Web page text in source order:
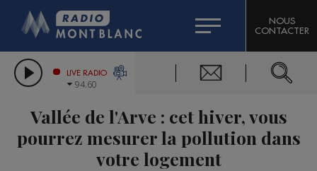
LES CHRONIQUES DE L'EXPERT
CITIZEN MACHINERY
GRAND MASSIF DOMAINES SKIABLES
BIGARD
COMPAGNIE DU MONT-BLANC
NOUS
CONTACTER
LIVE RADIO
94.60
Vallée de l'Arve : cet hiver, vous
pourrez mesurer la pollution dans
votre logement